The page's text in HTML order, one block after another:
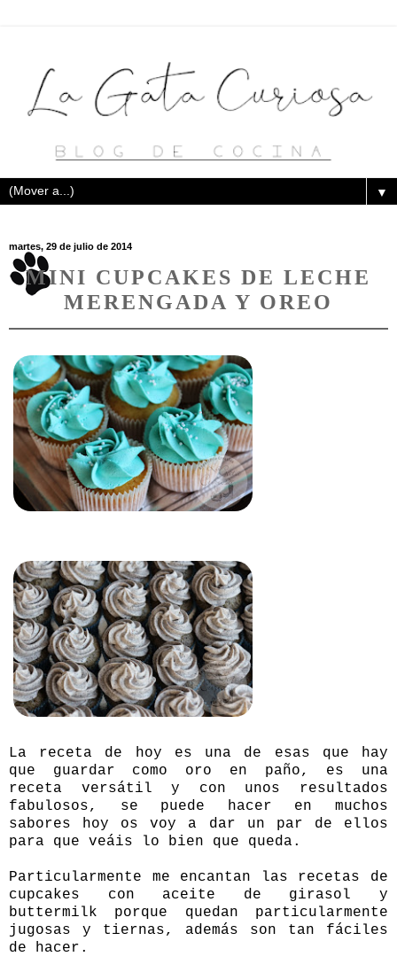
▼
martes, 29 de julio de 2014
MINI CUPCAKES DE LECHE
MERENGADA Y OREO
La receta de hoy es una de esas que hay
que guardar como oro en paño, es una
receta versátil y con unos resultados
fabulosos, se puede hacer en muchos
sabores hoy os voy a dar un par de ellos
para que veáis lo bien que queda.
Particularmente me encantan las recetas de
cupcakes con aceite de girasol y
buttermilk porque quedan particularmente
jugosas y tiernas, además son tan fáciles
de hacer.